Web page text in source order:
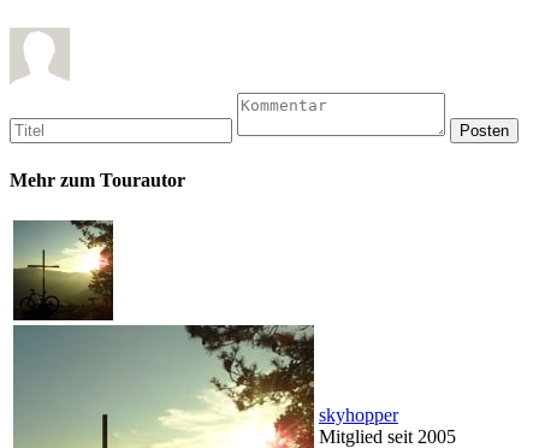
Mehr zum Tourautor
skyhopper
Mitglied seit 2005